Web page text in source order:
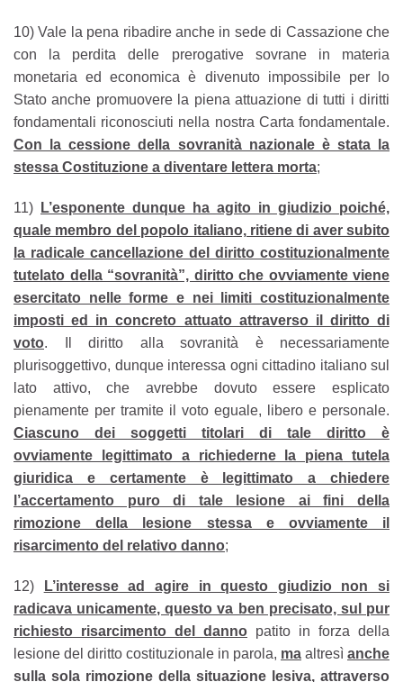
10) Vale la pena ribadire anche in sede di Cassazione che
con la perdita delle prerogative sovrane in materia
monetaria ed economica è divenuto impossibile per lo
Stato anche promuovere la piena attuazione di tutti i diritti
fondamentali riconosciuti nella nostra Carta fondamentale.
Con la cessione della sovranità nazionale è stata la
stessa Costituzione a diventare lettera morta;
11)
L’esponente dunque ha agito in giudizio poiché,
quale membro del popolo italiano, ritiene di aver subito
la radicale cancellazione del diritto costituzionalmente
tutelato della “sovranità”, diritto che ovviamente viene
esercitato nelle forme e nei limiti costituzionalmente
imposti ed in concreto attuato attraverso il diritto di
voto. Il diritto alla sovranità è necessariamente
plurisoggettivo, dunque interessa ogni cittadino italiano sul
lato attivo, che avrebbe dovuto essere esplicato
pienamente per tramite il voto eguale, libero e personale.
Ciascuno dei soggetti titolari di tale diritto è
ovviamente legittimato a richiederne la piena tutela
giuridica e certamente è legittimato a chiedere
l’accertamento puro di tale lesione ai fini della
rimozione della lesione stessa e ovviamente il
risarcimento del relativo danno;
12)
L’interesse ad agire in questo giudizio non si
radicava unicamente, questo va ben precisato, sul pur
richiesto risarcimento del danno patito in forza della
lesione del diritto costituzionale in parola, ma altresì anche
sulla sola rimozione della situazione lesiva, attraverso